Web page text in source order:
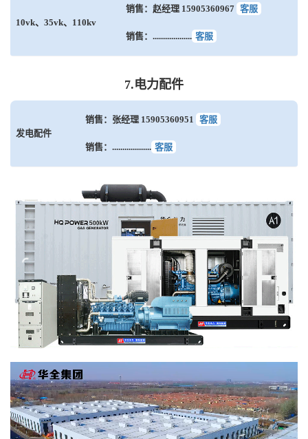
10vk、35vk、110kv
销售：赵经理 15905360967 客服
销售：................... 客服
7.电力配件
发电配件
销售：张经理 15905360951 客服
销售：................... 客服